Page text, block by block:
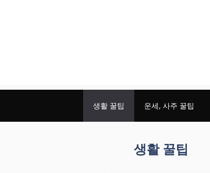
생활 꿀팁 운세, 사주 꿀팁
생활 꿀팁